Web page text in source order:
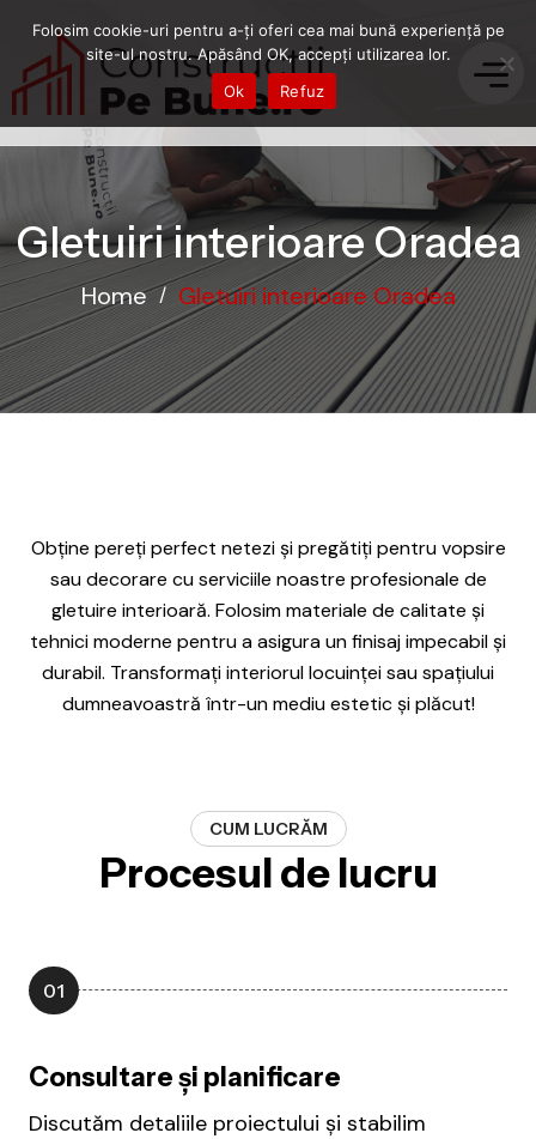
Gletuiri interioare Oradea
Home / Gletuiri interioare Oradea
Obține pereți perfect netezi și pregătiți pentru vopsire
sau decorare cu serviciile noastre profesionale de
gletuire interioară. Folosim materiale de calitate și
tehnici moderne pentru a asigura un finisaj impecabil și
durabil. Transformați interiorul locuinței sau spațiului
dumneavoastră într-un mediu estetic și plăcut!
CUM LUCRĂM
Procesul de lucru
01
Consultare și planificare
Discutăm detaliile proiectului și stabilim
Folosim cookie-uri pentru a-ți oferi cea mai bună experiență pe
site-ul nostru. Apăsând OK, accepți utilizarea lor.
Ok
Refuz